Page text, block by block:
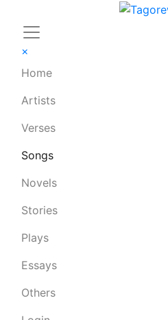
×
Home
Artists
Verses
Songs
Novels
Stories
Plays
Essays
Others